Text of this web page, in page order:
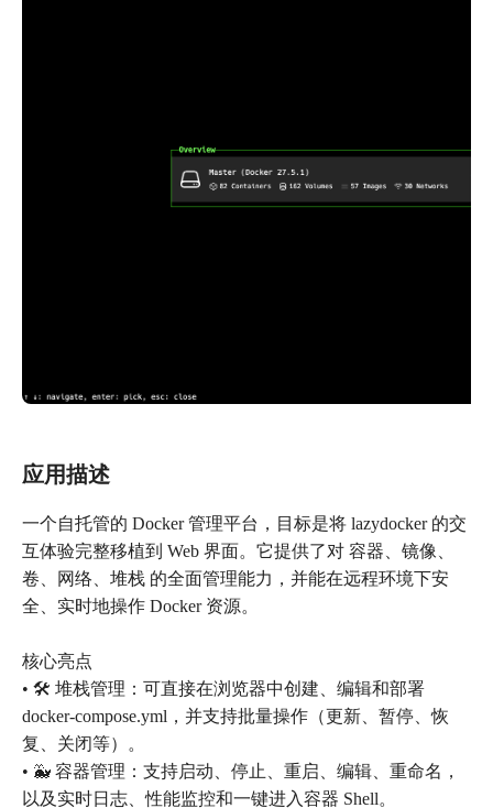
应用描述
一个自托管的 Docker 管理平台，目标是将 lazydocker 的交
互体验完整移植到 Web 界面。它提供了对 容器、镜像、
卷、网络、堆栈 的全面管理能力，并能在远程环境下安
全、实时地操作 Docker 资源。
核心亮点
• 🛠 堆栈管理：可直接在浏览器中创建、编辑和部署
docker-compose.yml，并支持批量操作（更新、暂停、恢
复、关闭等）。
• 🐳 容器管理：支持启动、停止、重启、编辑、重命名，
以及实时日志、性能监控和一键进入容器 Shell。